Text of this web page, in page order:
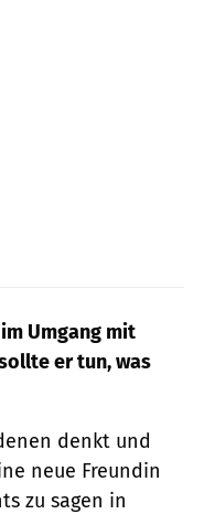
Umgang mit
er tun, was
denkt und
neue Freundin
zu sagen in